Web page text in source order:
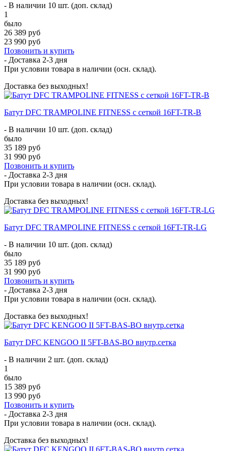
- В наличии 10 шт. (доп. склад)
1
было
26 389 руб
23 990 руб
Позвонить и купить
- Доставка 2-3 дня
При условии товара в наличии (осн. склад).
Доставка без выходных!
Батут DFC TRAMPOLINE FITNESS с сеткой 16FT-TR-B
- В наличии 10 шт. (доп. склад)
было
35 189 руб
31 990 руб
Позвонить и купить
- Доставка 2-3 дня
При условии товара в наличии (осн. склад).
Доставка без выходных!
Батут DFC TRAMPOLINE FITNESS с сеткой 16FT-TR-LG
- В наличии 10 шт. (доп. склад)
было
35 189 руб
31 990 руб
Позвонить и купить
- Доставка 2-3 дня
При условии товара в наличии (осн. склад).
Доставка без выходных!
Батут DFC KENGOO II 5FT-BAS-BO внутр.сетка
- В наличии 2 шт. (доп. склад)
1
было
15 389 руб
13 990 руб
Позвонить и купить
- Доставка 2-3 дня
При условии товара в наличии (осн. склад).
Доставка без выходных!